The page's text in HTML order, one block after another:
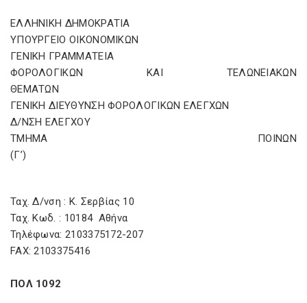
ΕΛΛΗΝΙΚΗ ΔΗΜΟΚΡΑΤΙΑ
ΥΠΟΥΡΓΕΙΟ ΟΙΚΟΝΟΜΙΚΩΝ
ΓΕΝΙΚΗ ΓΡΑΜΜΑΤΕΙΑ
ΦΟΡΟΛΟΓΙΚΩΝ ΚΑΙ ΤΕΛΩΝΕΙΑΚΩΝ
ΘΕΜΑΤΩΝ
ΓΕΝΙΚΗ ΔΙΕΥΘΥΝΣΗ ΦΟΡΟΛΟΓΙΚΩΝ ΕΛΕΓΧΩΝ
Δ/ΝΣΗ ΕΛΕΓΧΟΥ
ΤΜΗΜΑ ΠΟΙΝΩΝ
Ταχ. Δ/νση : Κ. Σερβίας 10
Ταχ. Κωδ. : 10184 Αθήνα
Τηλέφωνα: 2103375172-207
FAX: 2103375416
ΠΟΛ 1092